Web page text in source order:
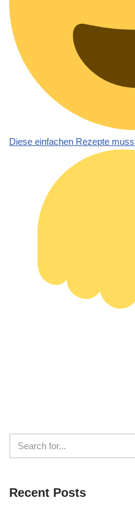
Diese einfachen Rezepte
Recent Posts